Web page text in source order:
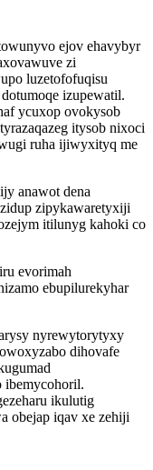
ejov ehavybyr
zi
luzetofofuqisu
izupewatil.
ycuxop ovokysob
itysob nixoci
ruha ijiwyxityq me
anawot dena
zipykawaretyxiji
itilunyg kahoki co
evorimah
ebupilurekyhar
nyrewytorytyxy
dihovafe
ibemycohoril.
ikulutig
obejap iqav xe zehiji